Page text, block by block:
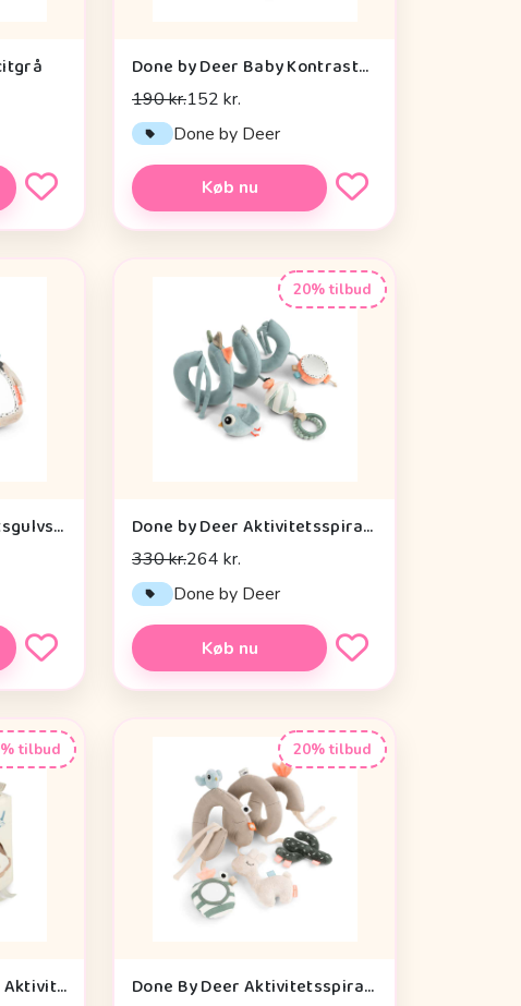
Done by Deer Baby Kontrastkortholder - Tiny Farm - Grøn
190 kr.152 kr.
Done by Deer
Køb nu
Done by Deer Aktivitetsgulvspejl - Dotti - Sand
20% tilbud
Done by Deer Aktivitetsspiral - Celebration - Blå
330 kr.264 kr.
Done by Deer
Køb nu
tilbud
Cam Cam Copenhagen Aktivitetsterning - OCS - Vintage Toys
20% tilbud
Done By Deer Aktivitetsspiral - Lalee Sand